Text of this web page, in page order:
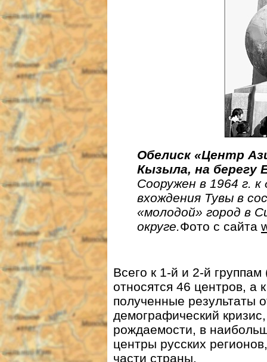
Обелиск «Центр
Кызыла, на берегу
Сооружен в 1964 г.
вхождения Тувы в
«молодой» город в
округе. Фото с сайта
Всего к 1-й и 2-й
относятся 46 центров,
полученные результаты
демографический
рождаемости, в
центры русских
части страны.